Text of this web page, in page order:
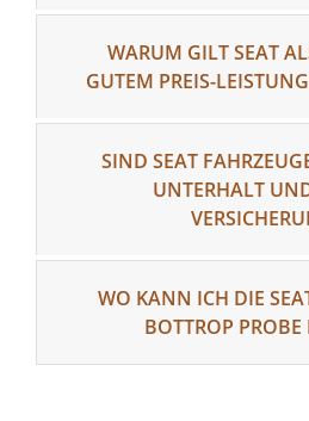
WARUM GILT SEAT
GUTEM PREIS-
SIND SEAT
UNTERHALT
WO KANN ICH DIE
BOTTROP PROBE